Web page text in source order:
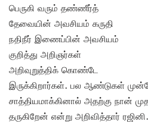
பெருகி வரும் தண்ணீர்த்
தேவையின் அவசியம் கருதி
நதிநீர் இணைப்பின் அவசியம்
குறித்து அறிஞர்கள்
அறிவுறுத்திக் கொண்டே
இருக்கிறார்கள். பல ஆண்டுகள்
சாத்தியமாக்கினால் அதற்கு நான்
தருகிறேன் என்று அறிவித்தார் ரஜினி.